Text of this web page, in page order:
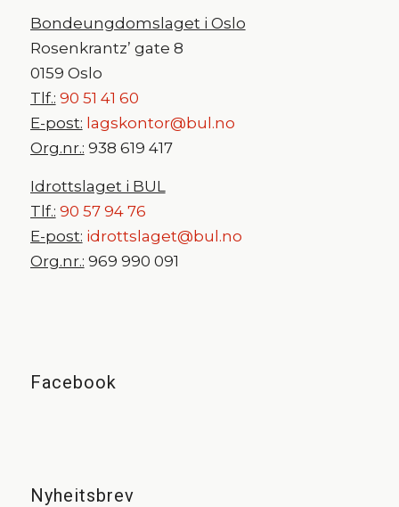
Bondeungdomslaget i Oslo
Rosenkrantz’ gate 8
0159 Oslo
Tlf.: 90 51 41 60
E-post: lagskontor@bul.no
Org.nr.: 938 619 417
Idrottslaget i BUL
Tlf.: 90 57 94 76
E-post: idrottslaget@bul.no
Org.nr.: 969 990 091
Facebook
Nyheitsbrev